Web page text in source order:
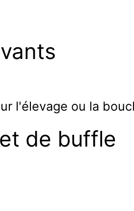
l'élevage ou la
de buffle